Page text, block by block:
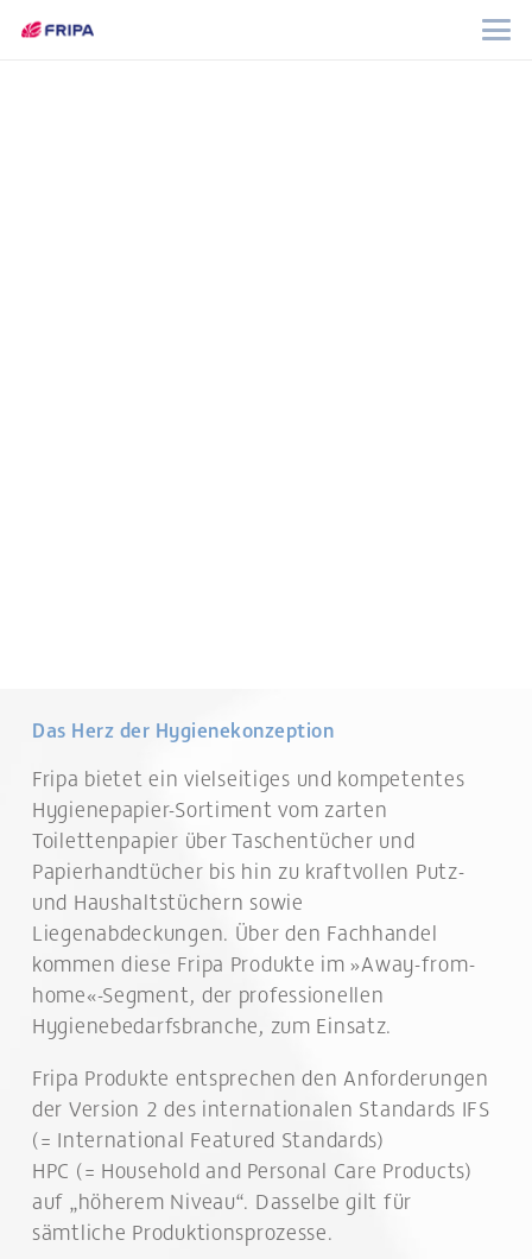
Das Herz der Hygienekonzeption
Fripa bietet ein vielseitiges und kompetentes
Hygienepapier-Sortiment vom zarten
Toilettenpapier über Taschentücher und
Papierhandtücher bis hin zu kraftvollen Putz-
und Haushaltstüchern sowie
Liegenabdeckungen. Über den Fachhandel
kommen diese Fripa Produkte im »Away-from-
home«-Segment, der professionellen
Hygienebedarfsbranche, zum Einsatz.
Fripa Produkte entsprechen den Anforderungen
der Version 2 des internationalen Standards IFS
(= International Featured Standards)
HPC (= Household and Personal Care Products)
auf „höherem Niveau“. Dasselbe gilt für
sämtliche Produktionsprozesse.